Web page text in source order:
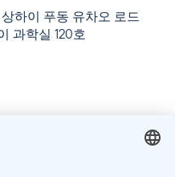
하이 푸동 유차오 로드
과학실 120호